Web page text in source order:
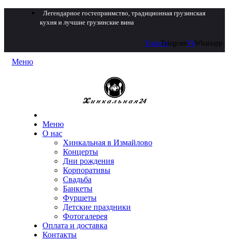
Легендарное гостеприимство, традиционная грузинская
кухня и лучшие грузинские вина
YoutubeTelegramVkWhatsapp
Меню
Меню
О нас
Хинкальная в Измайлово
Концерты
Дни рождения
Корпоративы
Свадьба
Банкеты
Фуршеты
Детские праздники
Фотогалерея
Оплата и доставка
Контакты